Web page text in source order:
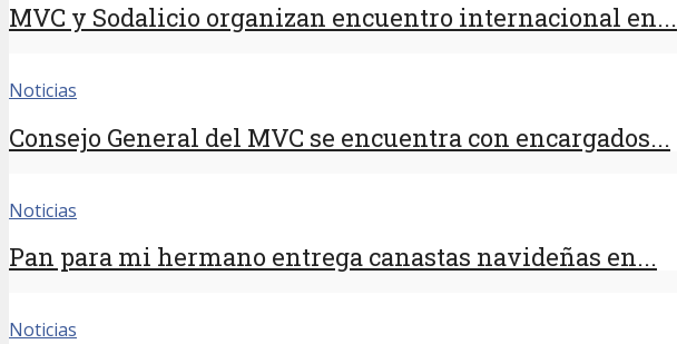
MVC y Sodalicio organizan encuentro internacional en...
Noticias
Consejo General del MVC se encuentra con encargados...
Noticias
Pan para mi hermano entrega canastas navideñas en...
Noticias